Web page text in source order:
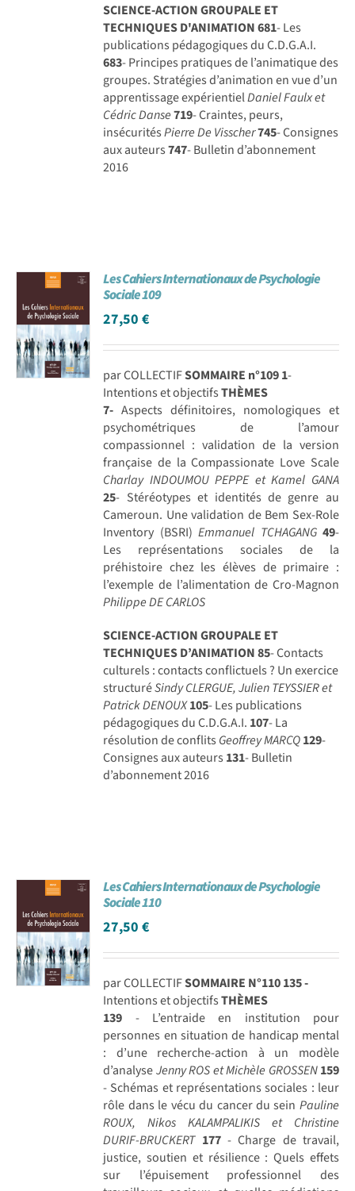
SCIENCE-ACTION GROUPALE ET
TECHNIQUES D'ANIMATION681- Les
publications pédagogiques du C.D.G.A.I.
683- Principes pratiques de l’animatique des
groupes. Stratégies d’animation en vue d’un
apprentissage expérientielDaniel Faulx et
Cédric Danse719- Craintes, peurs,
insécuritésPierre De Visscher745- Consignes
aux auteurs747- Bulletin d’abonnement
2016
Les Cahiers Internationaux de Psychologie
Sociale 109
27,50€
par COLLECTIFSOMMAIRE n°1091-
Intentions et objectifsTHÈMES
7- Aspects définitoires, nomologiques et
psychométriques de l’amour
compassionnel : validation de la version
française de la Compassionate Love Scale
Charlay INDOUMOU PEPPE et Kamel GANA
25- Stéréotypes et identités de genre au
Cameroun. Une validation de Bem Sex-Role
Inventory (BSRI)Emmanuel TCHAGANG 49-
Les représentations sociales de la
préhistoire chez les élèves de primaire :
l’exemple de l’alimentation de Cro-Magnon
Philippe DE CARLOS
SCIENCE-ACTION GROUPALE ET
TECHNIQUES D’ANIMATION85- Contacts
culturels : contacts conflictuels ? Un exercice
structuréSindy CLERGUE, Julien TEYSSIER et
Patrick DENOUX105- Les publications
pédagogiques du C.D.G.A.I. 107- La
résolution de conflits Geoffrey MARCQ129-
Consignes aux auteurs 131- Bulletin
d’abonnement 2016
Les Cahiers Internationaux de Psychologie
Sociale 110
27,50€
par COLLECTIFSOMMAIRE N°110135 -
Intentions et objectifsTHÈMES
139 - L’entraide en institution pour
personnes en situation de handicap mental
: d’une recherche-action à un modèle
d’analyseJenny ROS et Michèle GROSSEN159
- Schémas et représentations sociales : leur
rôle dans le vécu du cancer du sein Pauline
ROUX, Nikos KALAMPALIKIS et Christine
DURIF-BRUCKERT 177- Charge de travail,
justice, soutien et résilience : Quels effets
sur l’épuisement professionnel des